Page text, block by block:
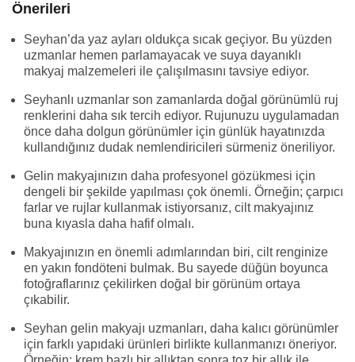
Önerileri
Seyhan’da yaz ayları oldukça sıcak geçiyor. Bu yüzden
uzmanlar hemen parlamayacak ve suya dayanıklı
makyaj malzemeleri ile çalışılmasını tavsiye ediyor.
Seyhanlı uzmanlar son zamanlarda doğal görünümlü ruj
renklerini daha sık tercih ediyor. Rujunuzu uygulamadan
önce daha dolgun görünümler için günlük hayatınızda
kullandığınız dudak nemlendiricileri sürmeniz öneriliyor.
Gelin makyajınızın daha profesyonel gözükmesi için
dengeli bir şekilde yapılması çok önemli. Örneğin; çarpıcı
farlar ve rujlar kullanmak istiyorsanız, cilt makyajınız
buna kıyasla daha hafif olmalı.
Makyajınızın en önemli adımlarından biri, cilt renginize
en yakın fondöteni bulmak. Bu sayede düğün boyunca
fotoğraflarınız çekilirken doğal bir görünüm ortaya
çıkabilir.
Seyhan gelin makyajı uzmanları, daha kalıcı görünümler
için farklı yapıdaki ürünleri birlikte kullanmanızı öneriyor.